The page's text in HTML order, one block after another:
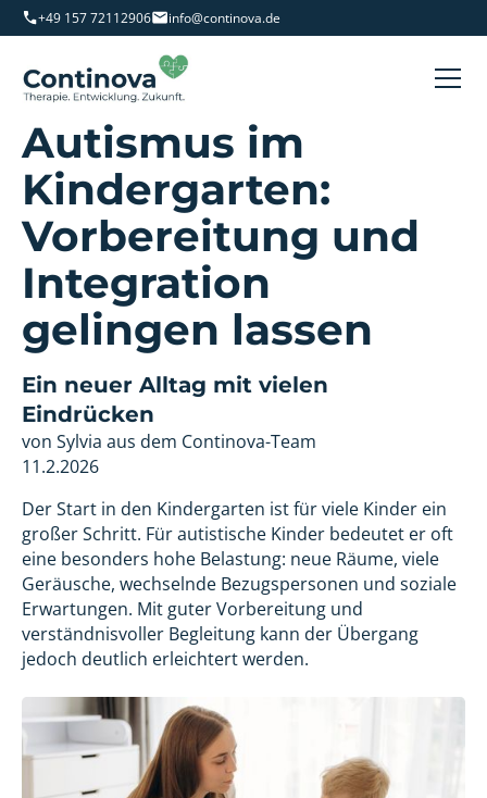
+49 157 72112906 info@continova.de
Autismus im
Kindergarten:
Vorbereitung und
Integration
gelingen lassen
Ein neuer Alltag mit vielen
Eindrücken
von Sylvia aus dem Continova-Team
11.2.2026
Der Start in den Kindergarten ist für viele Kinder ein
großer Schritt. Für autistische Kinder bedeutet er oft
eine besonders hohe Belastung: neue Räume, viele
Geräusche, wechselnde Bezugspersonen und soziale
Erwartungen. Mit guter Vorbereitung und
verständnisvoller Begleitung kann der Übergang
jedoch deutlich erleichtert werden.